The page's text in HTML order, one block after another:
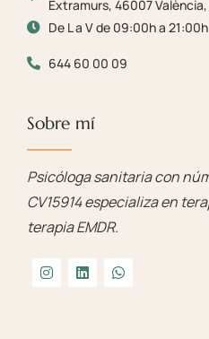
Extramurs, 46007
De L a V de 09:00h a 21:00h
644 60 00 09
Sobre mí
Psicóloga sanitaria con
CV15914 especializa en
terapia EMDR.